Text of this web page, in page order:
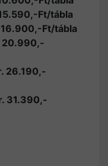
Ft/tábla
16.900,-Ft/tábla
20.990,-
26.190,-
31.390,-